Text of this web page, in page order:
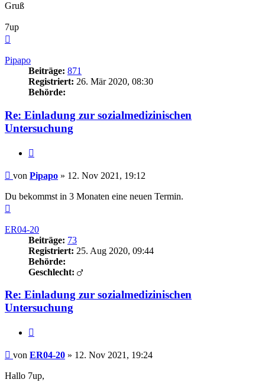
Gruß
7up
Pipapo
Beiträge: 871
Registriert: 26. Mär 2020, 08:30
Behörde:
Re: Einladung zur sozialmedizinischen
Untersuchung
Beitrag
von Pipapo » 12. Nov 2021, 19:12
Du bekommst in 3 Monaten eine neuen Termin.
ER04-20
Beiträge: 73
Registriert: 25. Aug 2020, 09:44
Behörde:
Geschlecht:
Re: Einladung zur sozialmedizinischen
Untersuchung
Beitrag
von ER04-20 » 12. Nov 2021, 19:24
Hallo 7up,